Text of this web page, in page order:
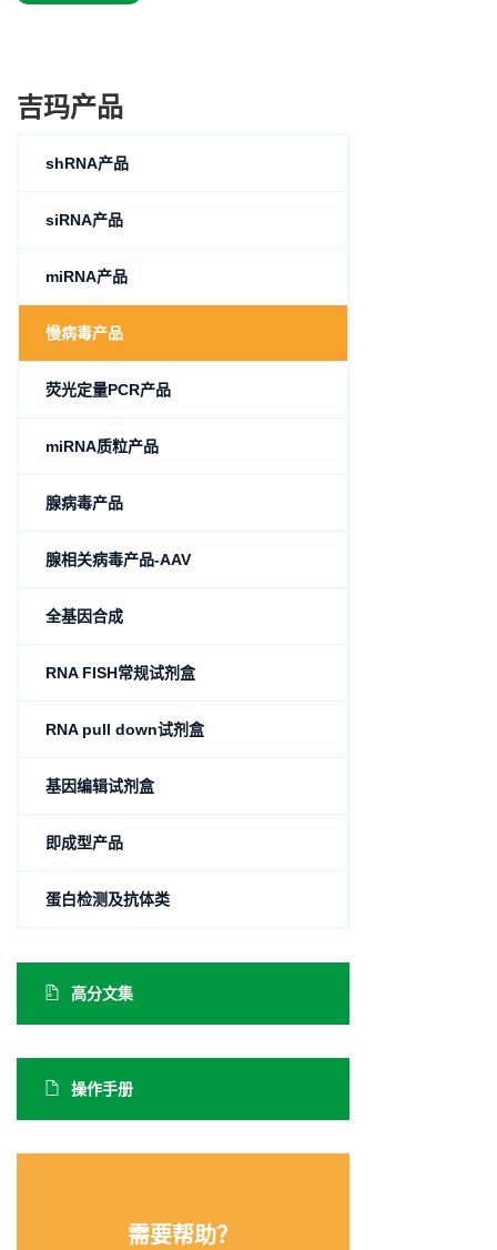
吉玛产品
shRNA产品
siRNA产品
miRNA产品
慢病毒产品
荧光定量PCR产品
miRNA质粒产品
腺病毒产品
腺相关病毒产品-AAV
全基因合成
RNA FISH常规试剂盒
RNA pull down试剂盒
基因编辑试剂盒
即成型产品
蛋白检测及抗体类
高分文集
操作手册
需要帮助？